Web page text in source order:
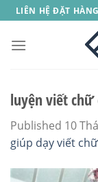
Skip
to
content
LIÊN HỆ ĐẶT
luyện viết chữ
Published 10
giúp dạy viết